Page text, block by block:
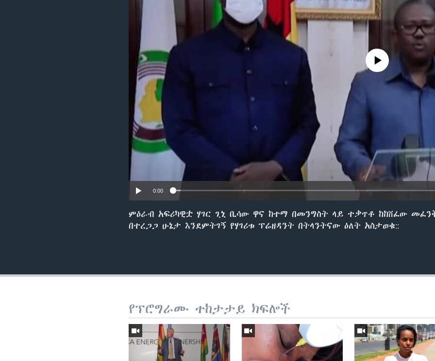
No media source currently
0:00
ምዕራብ አፍሪካዊቷ ሃገር ጊኒ ቢሳው ዋና ከተማ በመንግስት ላይ ተቃጥቶ ከከሸፈው
በተረጋጋ ሁኔታ እንደምትገኝ የሃገሪቱ ፕሬዘዳንት በትላንትናው ዕለት አስታወቁ::
የፕሮግራሙ ተከታታይ ክፍሎች